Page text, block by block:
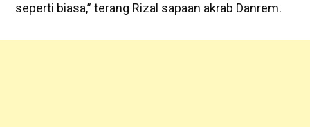
seperti biasa,” terang Rizal sapaan akrab Danrem.